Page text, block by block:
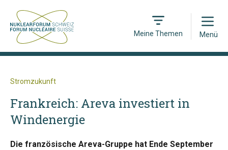
Meine Themen
Open
Menü
Stromzukunft
Frankreich: Areva investiert in
Windenergie
Die französische Areva-Gruppe hat Ende September